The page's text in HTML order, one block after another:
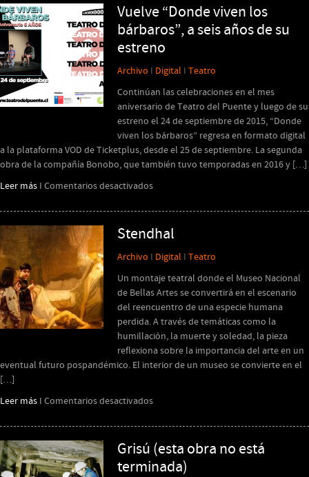
canto
alcanzar
las
estrellas”
Vuelve “Donde viven los
bárbaros”, a seis años de su
estreno
Archivo I Digital I Teatro
Continúan las celebraciones en el mes
aniversario de Teatro del Puente y luego de su
estreno el 24 de septiembre de 2015, “Donde
viven los bárbaros” regresa en formato digital
a la plataforma VOD de Ticketplus, desde el 25 de septiembre. La segunda
obra de la compañía Bonobo, que también tuvo temporadas en 2016 y […]
Leer más I Comentarios desactivadosen
“Donde
viven
bárbaros”,
seis
de
su
estreno
Stendhal
Archivo I Digital I Teatro
Un montaje teatral donde el Museo Nacional
de Bellas Artes se convertirá en el escenario
del reencuentro de una especie humana
perdida. A través de temáticas como la
humillación, la muerte y soledad, la pieza
reflexiona sobre la importancia del arte en un
eventual futuro pospandémico. El interior de un museo se convierte en el
[…]
Leer más I Comentarios desactivadosen
Grisú (esta obra no está
terminada)